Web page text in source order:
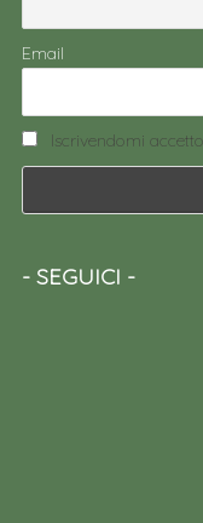
Email
Iscrivendomi
SEGUICI